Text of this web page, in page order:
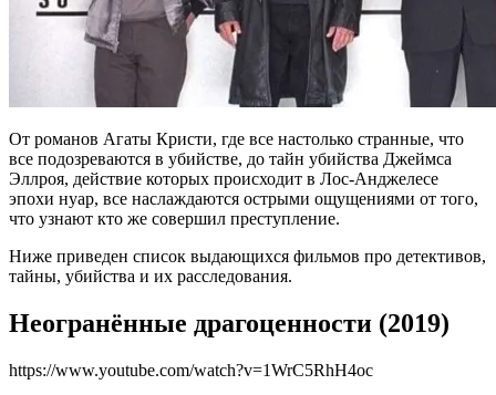
От романов Агаты Кристи, где все настолько странные, что
все подозреваются в убийстве, до тайн убийства Джеймса
Эллроя, действие которых происходит в Лос-Анджелесе
эпохи нуар, все наслаждаются острыми ощущениями от того,
что узнают кто же совершил преступление.
Ниже приведен список выдающихся фильмов про детективов,
тайны, убийства и их расследования.
Неогранённые драгоценности (2019)
https://www.youtube.com/watch?v=1WrC5RhH4oc